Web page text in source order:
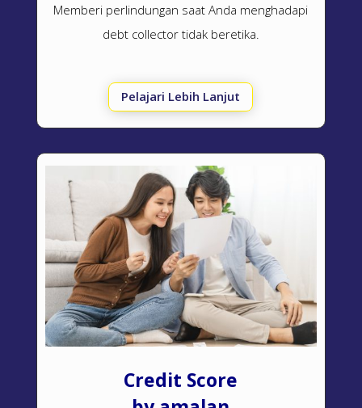
Memberi perlindungan saat Anda menghadapi
debt collector tidak beretika.
Pelajari Lebih Lanjut
Credit Score